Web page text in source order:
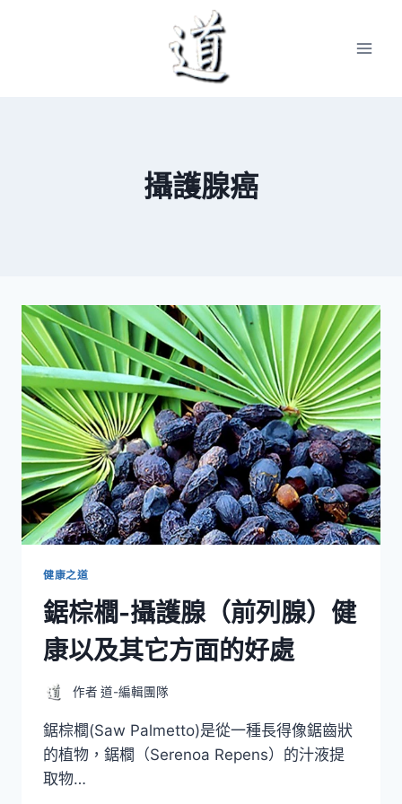
攝護腺癌
健康之道
鋸棕櫚-攝護腺（前列腺）健
康以及其它方面的好處
作者 道-編輯團隊
鋸棕櫚(Saw Palmetto)是從一種長得像鋸齒狀
的植物，鋸櫚（Serenoa Repens）的汁液提
取物…